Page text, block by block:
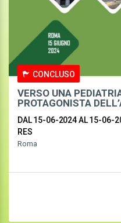
CONCLUSO
VERSO UNA
PROTAGONISTA
DAL 15-06-2024AL 15-06-
RES
Roma